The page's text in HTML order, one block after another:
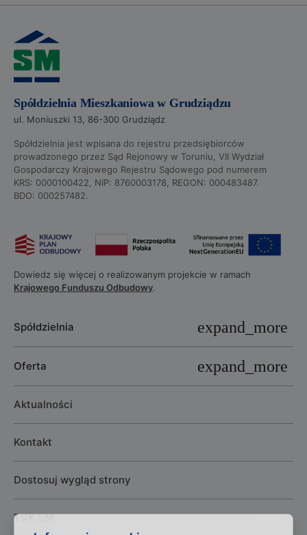
Spółdzielnia Mieszkaniowa w Grudziądzu
ul. Moniuszki 13, 86-300 Grudziądz
Spółdzielnia jest wpisana do rejestru przedsiębiorców
prowadzonego przez Sąd Rejonowy w Toruniu, VII Wydział
Gospodarczy Krajowego Rejestru Sądowego pod numerem
KRS: 0000100422, NIP: 8760003178, REGON: 000483487.
BDO: 000257482.
Dowiedz się więcej o realizowanym projekcie w ramach
Krajowego Funduszu Odbudowy.
Spółdzielnia
Oferta
Aktualności
Kontakt
Dostosuj wygląd strony
TVK SM